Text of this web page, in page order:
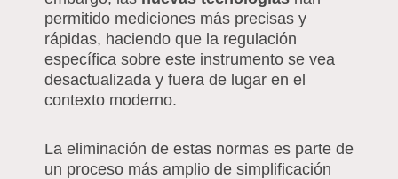
permitido mediciones más precisas y
rápidas, haciendo que la regulación
específica sobre este instrumento se vea
desactualizada y fuera de lugar en el
contexto moderno.
La eliminación de estas normas es parte de
un proceso más amplio de simplificación